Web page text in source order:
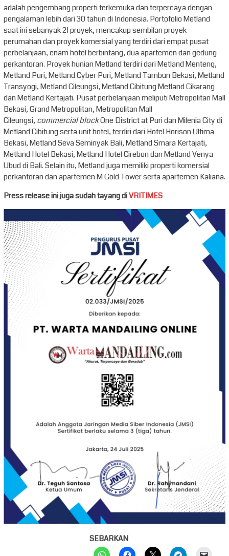
adalah pengembang properti terkemuka dan terpercaya dengan
pengalaman lebih dari 30 tahun di Indonesia. Portofolio Metland
saat ini sebanyak 21 proyek, mencakup sembilan proyek
perumahan dan proyek komersial yang terdiri dari empat pusat
perbelanjaan, enam hotel berbintang, dua apartemen dan gedung
perkantoran. Proyek hunian Metland terdiri dari Metland Menteng,
Metland Puri, Metland Cyber Puri, Metland Tambun Bekasi, Metland
Transyogi, Metland Cileungsi, Metland Cibitung Metland Cikarang
dan Metland Kertajati. Pusat perbelanjaan meliputi Metropolitan Mall
Bekasi, Grand Metropolitan, Metropolitan Mall
Cileungsi, commercial blockOne District at Puri dan Milenia City di
Metland Cibitung serta unit hotel, terdiri dari Hotel Horison Ultima
Bekasi, Metland Seva Seminyak Bali, Metland Smara Kertajati,
Metland Hotel Bekasi, Metland Hotel Cirebon dan Metland Venya
Ubud di Bali. Selain itu, Metland juga memiliki properti komersial
perkantoran dan apartemen M Gold Tower serta apartemen Kaliana.
Press release ini juga sudah tayang diVRITIMES
SEBARKAN